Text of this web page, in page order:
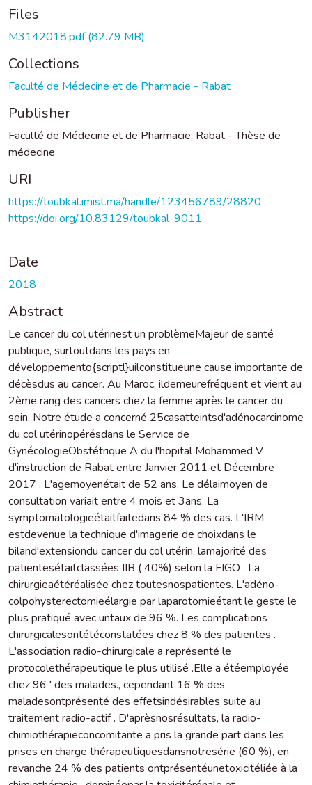
Files
M3142018.pdf(82.79 MB)
Collections
Faculté de Médecine et de Pharmacie - Rabat
Publisher
Faculté de Médecine et de Pharmacie, Rabat - Thèse de
médecine
URI
https://toubkal.imist.ma/handle/123456789/28820
https://doi.org/10.83129/toubkal-9011
Date
2018
Abstract
Le cancer du col utérinest un problèmeMajeur de santé
publique, surtoutdans les pays en
développemento{scriptl}uilconstitueune cause importante de
décèsdus au cancer. Au Maroc, ildemeurefréquent et vient au
2ème rang des cancers chez la femme après le cancer du
sein. Notre étude a concerné 25casatteintsd'adénocarcinome
du col utérinopérésdans le Service de
GynécologieObstétrique A du l'hopital Mohammed V
d'instruction de Rabat entre Janvier 2011 et Décembre
2017 , L'agemoyenétait de 52 ans. Le délaimoyen de
consultation variait entre 4 mois et 3ans. La
symptomatologieétaitfaitedans 84 % des cas. L'IRM
estdevenue la technique d'imagerie de choixdans le
biland'extensiondu cancer du col utérin. lamajorité des
patientesétaitclassées IIB ( 40%) selon la FIGO . La
chirurgieaétéréalisée chez toutesnospatientes. L'adéno-
colpohysterectomieélargie par laparotomieétant le geste le
plus pratiqué avec untaux de 96 %. Les complications
chirurgicalesontétéconstatées chez 8 % des patientes .
L'association radio-chirurgicale a représenté le
protocolethérapeutique le plus utilisé .Elle a étéemployée
chez 96 ' des malades., cependant 16 % des
maladesontprésenté des effetsindésirables suite au
traitement radio-actif . D'aprèsnosrésultats, la radio-
chimiothérapieconcomitante a pris la grande part dans les
prises en charge thérapeutiquesdansnotresérie (60 %), en
revanche 24 % des patients ontprésentéunetoxicitéliée à la